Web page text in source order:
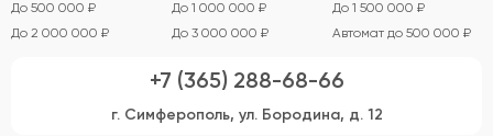
До 500 000 ₽
До 1 000 000 ₽
До 1 500 000 ₽
До 2 000 000 ₽
До 3 000 000 ₽ Автомат до 500 000 ₽
+7 (365) 288-68-66
г. Симферополь, ул. Бородина, д. 12